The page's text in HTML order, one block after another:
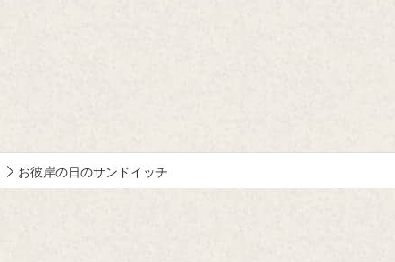
お彼岸の日のサンドイッチ